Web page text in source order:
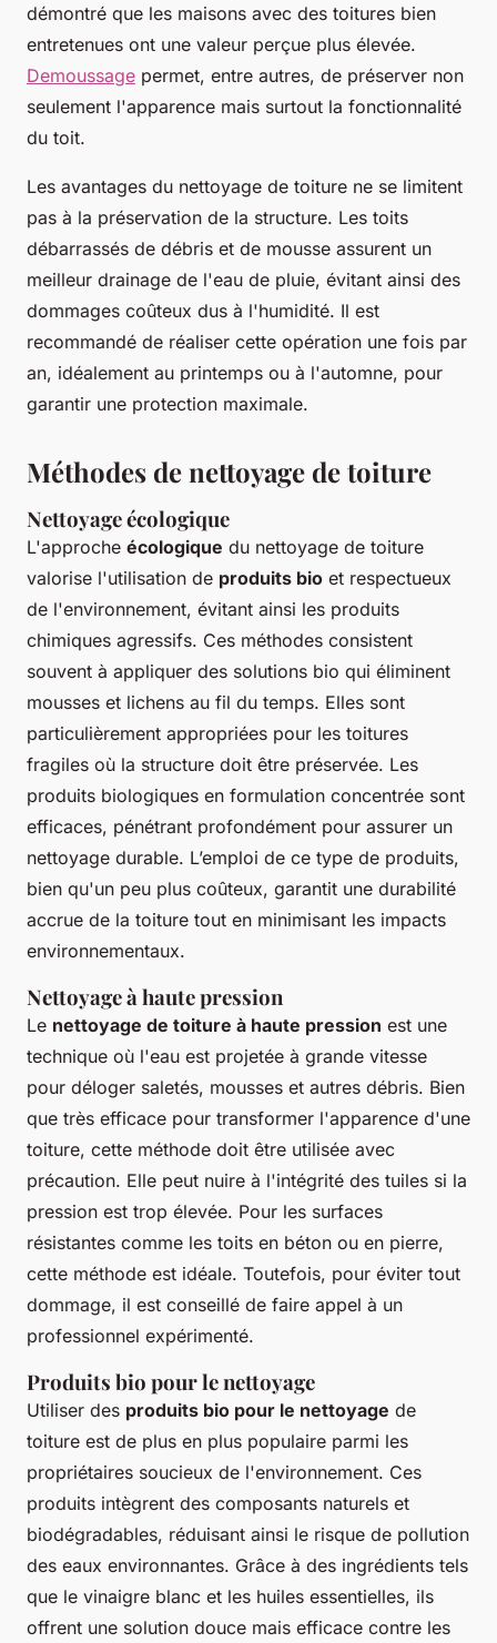
démontré que les maisons avec des toitures bien
entretenues ont une valeur perçue plus élevée.
Demoussage permet, entre autres, de préserver non
seulement l'apparence mais surtout la fonctionnalité
du toit.
Les avantages du nettoyage de toiture ne se limitent
pas à la préservation de la structure. Les toits
débarrassés de débris et de mousse assurent un
meilleur drainage de l'eau de pluie, évitant ainsi des
dommages coûteux dus à l'humidité. Il est
recommandé de réaliser cette opération une fois par
an, idéalement au printemps ou à l'automne, pour
garantir une protection maximale.
Méthodes de nettoyage de toiture
Nettoyage écologique
L'approche écologique du nettoyage de toiture
valorise l'utilisation de produits bio et respectueux
de l'environnement, évitant ainsi les produits
chimiques agressifs. Ces méthodes consistent
souvent à appliquer des solutions bio qui éliminent
mousses et lichens au fil du temps. Elles sont
particulièrement appropriées pour les toitures
fragiles où la structure doit être préservée. Les
produits biologiques en formulation concentrée sont
efficaces, pénétrant profondément pour assurer un
nettoyage durable. L’emploi de ce type de produits,
bien qu'un peu plus coûteux, garantit une durabilité
accrue de la toiture tout en minimisant les impacts
environnementaux.
Nettoyage à haute pression
Le nettoyage de toiture à haute pression est une
technique où l'eau est projetée à grande vitesse
pour déloger saletés, mousses et autres débris. Bien
que très efficace pour transformer l'apparence d'une
toiture, cette méthode doit être utilisée avec
précaution. Elle peut nuire à l'intégrité des tuiles si la
pression est trop élevée. Pour les surfaces
résistantes comme les toits en béton ou en pierre,
cette méthode est idéale. Toutefois, pour éviter tout
dommage, il est conseillé de faire appel à un
professionnel expérimenté.
Produits bio pour le nettoyage
Utiliser des produits bio pour le nettoyage de
toiture est de plus en plus populaire parmi les
propriétaires soucieux de l'environnement. Ces
produits intègrent des composants naturels et
biodégradables, réduisant ainsi le risque de pollution
des eaux environnantes. Grâce à des ingrédients tels
que le vinaigre blanc et les huiles essentielles, ils
offrent une solution douce mais efficace contre les